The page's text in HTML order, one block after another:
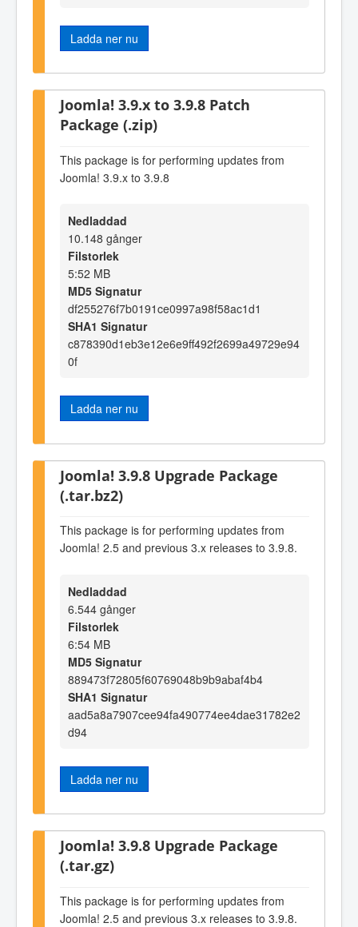
Ladda ner nu
Joomla! 3.9.x to 3.9.8 Patch
Package (.zip)
This package is for performing updates from
Joomla! 3.9.x to 3.9.8
Nedladdad
10.148 gånger
Filstorlek
5:52 MB
MD5 Signatur
df255276f7b0191ce0997a98f58ac1d1
SHA1 Signatur
c878390d1eb3e12e6e9ff492f2699a49729e94
0f
Ladda ner nu
Joomla! 3.9.8 Upgrade Package
(.tar.bz2)
This package is for performing updates from
Joomla! 2.5 and previous 3.x releases to 3.9.8.
Nedladdad
6.544 gånger
Filstorlek
6:54 MB
MD5 Signatur
889473f72805f60769048b9b9abaf4b4
SHA1 Signatur
aad5a8a7907cee94fa490774ee4dae31782e2
d94
Ladda ner nu
Joomla! 3.9.8 Upgrade Package
(.tar.gz)
This package is for performing updates from
Joomla! 2.5 and previous 3.x releases to 3.9.8.